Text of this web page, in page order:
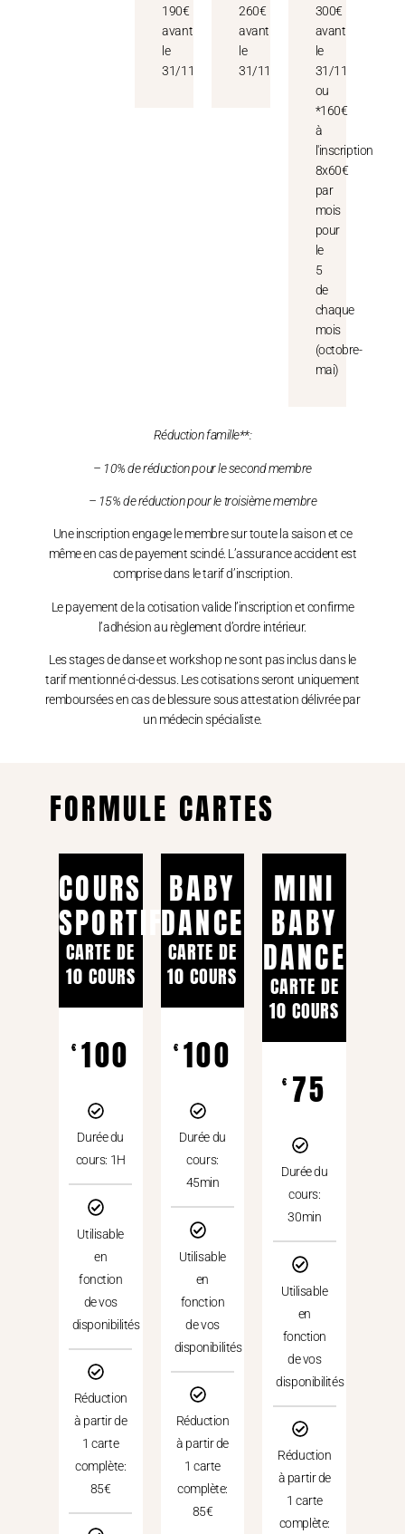
190€
avant
le
31/11
260€
avant
le
31/11
300€
avant
le
31/11
ou
*160€
à
l'inscription
8x60€
par
mois
pour
le
5
de
chaque
mois
(octobre-
mai)
Réduction famille**:
– 10% de réduction pour le second membre
– 15% de réduction pour le troisième membre
Une inscription engage le membre sur toute la saison et ce
même en cas de payement scindé. L’assurance accident est
comprise dans le tarif d’inscription.
Le payement de la cotisation valide l’inscription et confirme
l’adhésion au règlement d’ordre intérieur.
Les stages de danse et workshop ne sont pas inclus dans le
tarif mentionné ci-dessus. Les cotisations seront uniquement
remboursées en cas de blessure sous attestation délivrée par
un médecin spécialiste.
FORMULE CARTES
COURS
SPORTIFS
CARTE DE
10 COURS
€ 100
Durée du
cours: 1H
Utilisable
en
fonction
de vos
disponibilités
Réduction
à partir de
1 carte
complète:
85€
BABY
DANCE
CARTE DE
10 COURS
€ 100
Durée du
cours:
45min
Utilisable
en
fonction
de vos
disponibilités
Réduction
à partir de
1 carte
complète:
85€
MINI
BABY
DANCE
CARTE DE
10 COURS
€ 75
Durée du
cours:
30min
Utilisable
en
fonction
de vos
disponibilités
Réduction
à partir de
1 carte
complète: